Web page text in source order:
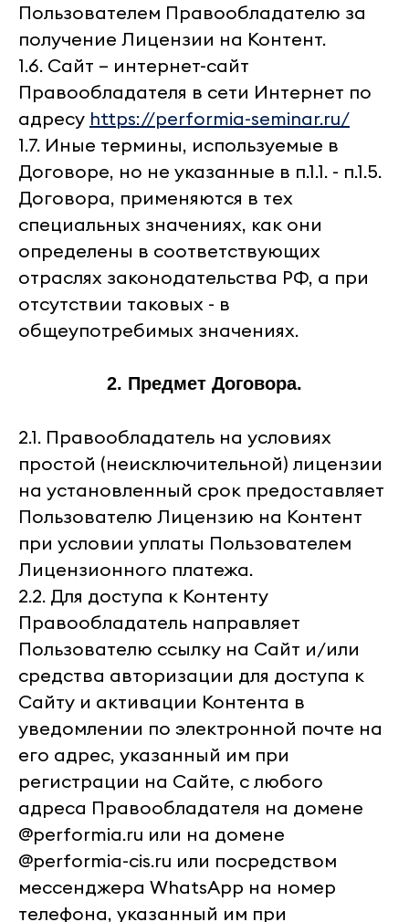
Пользователем Правообладателю за
получение Лицензии на Контент.
1.6. Сайт – интернет-сайт
Правообладателя в сети Интернет по
адресу https://performia-seminar.ru/
1.7. Иные термины, используемые в
Договоре, но не указанные в п.1.1. - п.1.5.
Договора, применяются в тех
специальных значениях, как они
определены в соответствующих
отраслях законодательства РФ, а при
отсутствии таковых - в
общеупотребимых значениях.
2. Предмет Договора.
2.1. Правообладатель на условиях
простой (неисключительной) лицензии
на установленный срок предоставляет
Пользователю Лицензию на Контент
при условии уплаты Пользователем
Лицензионного платежа.
2.2. Для доступа к Контенту
Правообладатель направляет
Пользователю ссылку на Сайт и/или
средства авторизации для доступа к
Сайту и активации Контента в
уведомлении по электронной почте на
его адрес, указанный им при
регистрации на Сайте, с любого
адреса Правообладателя на домене
@performia.ru или на домене
@performia-cis.ru или посредством
мессенджера WhatsApp на номер
телефона, указанный им при